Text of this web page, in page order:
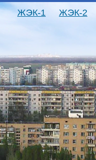
ЖЭК-1 ЖЭК-2